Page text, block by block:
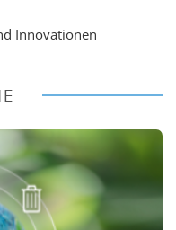
Innovationen